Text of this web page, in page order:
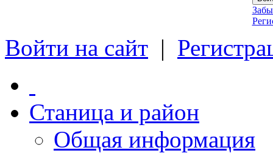
Войти на сайт |
Станица и район
Общая информация